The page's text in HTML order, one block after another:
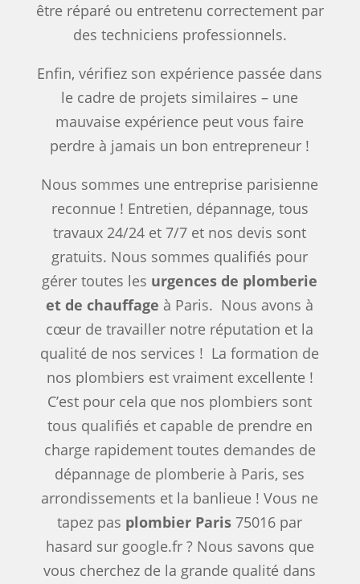
être réparé ou entretenu correctement par
des techniciens professionnels.
Enfin, vérifiez son expérience passée dans
le cadre de projets similaires – une
mauvaise expérience peut vous faire
perdre à jamais un bon entrepreneur !
Nous sommes une entreprise parisienne
reconnue ! Entretien, dépannage, tous
travaux 24/24 et 7/7 et nos devis sont
gratuits. Nous sommes qualifiés pour
gérer toutes les urgences de plomberie
et de chauffage à Paris. Nous avons à
cœur de travailler notre réputation et la
qualité de nos services ! La formation de
nos plombiers est vraiment excellente !
C’est pour cela que nos plombiers sont
tous qualifiés et capable de prendre en
charge rapidement toutes demandes de
dépannage de plomberie à Paris, ses
arrondissements et la banlieue ! Vous ne
tapez pas plombier Paris 75016 par
hasard sur google.fr ? Nous savons que
vous cherchez de la grande qualité dans